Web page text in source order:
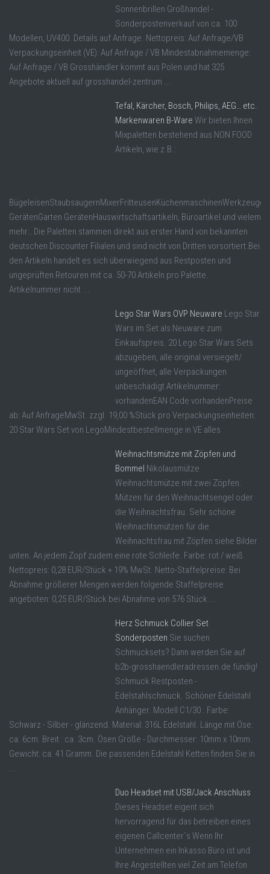
Sonnenbrillen Großhandel -
Sonderpostenverkauf von ca. 100
Modellen, UV400. Details auf Anfrage. Nettopreis: Auf Anfrage/VB
Verpackungseinheit (VE): Auf Anfrage / VB Mindestabnahmemenge:
Auf Anfrage / VB Grosshändler kommt aus Polen und hat 325
Angebote aktuell auf grosshandel-zentrum ...
Tefal, Kärcher, Bosch, Philips, AEG… etc.
Markenwaren B-Ware Wir bieten Ihnen
Mixpaletten bestehend aus NON FOOD
Artikeln, wie z.B.:
GerätenGarten GerätenHauswirtschaftsartikeln, Büroartikel und vielem
mehr… Die Paletten stammen direkt aus erster Hand von bekannten
deutschen Discounter Filialen und sind nicht von Dritten vorsortiert.Bei
den Artikeln handelt es sich überwiegend aus Restposten und
ungeprüften Retouren mit ca. 50-70 Artikeln pro Palette.
Artikelnummer nicht ...
Lego Star Wars OVP Neuware Lego Star
Wars im Set als Neuware zum
Einkaufspreis. 20 Lego Star Wars Sets
abzugeben, alle original versiegelt/
ungeöffnet, alle Verpackungen
unbeschädigt Artikelnummer:
vorhandenEAN Code vorhandenPreise
ab: Auf AnfrageMwSt. zzgl. 19,00 %Stück pro Verpackungseinheiten:
20 Star Wars Set von LegoMindestbestellmenge in VE alles
Weihnachtsmütze mit Zöpfen und
Bommel Nikolausmütze
Weihnachtsmütze mit zwei Zöpfen.
Mützen für den Weihnachtsengel oder
die Weihnachtsfrau. Sehr schöne
Weihnachtsmützen für die
Weihnachtsfrau mit Zöpfen siehe Bilder
unten. An jedem Zopf zudem eine rote Schleife. Farbe: rot / weiß
Nettopreis: 0,28 EUR/Stück + 19% MwSt. Netto-Staffelpreise: Bei
Abnahme größerer Mengen werden folgende Staffelpreise
angeboten: 0,25 EUR/Stück bei Abnahme von 576 Stück ...
Herz Schmuck Collier Set
Sonderposten Sie suchen
Schmucksets? Dann werden Sie auf
b2b-grosshaendleradressen.de fündig!
Schmuck Restposten -
Edelstahlschmuck. Schöner Edelstahl
Anhänger. Modell C1/30 . Farbe:
Schwarz - Silber - glänzend. Material: 316L Edelstahl. Länge mit Öse:
ca. 6cm. Breit : ca. 3cm. Ösen Größe - Durchmesser: 10mm x 10mm.
Gewicht: ca. 41 Gramm. Die passenden Edelstahl Ketten finden Sie in
...
Duo Headset mit USB/Jack Anschluss
Dieses Headset eigent sich
hervorragend für das betreiben eines
eigenen Callcenter´s Wenn Ihr
Unternehmen ein Inkasso Büro ist und
Ihre Angestellten viel Zeit am Telefon